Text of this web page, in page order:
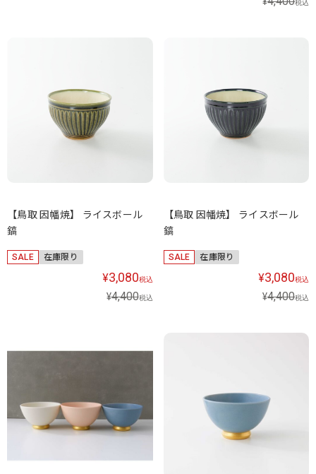
税込
【鳥取 因幡焼】 ライスボール
鎬
SALE 在庫限り
¥3,080税込
¥4,400税込
【鳥取 因幡焼】 ライスボール
鎬
SALE 在庫限り
¥3,080税込
¥4,400税込